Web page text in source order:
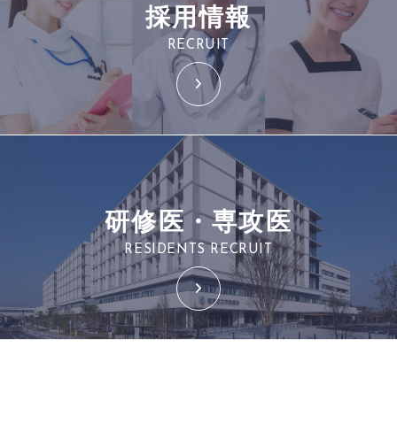
採用情報
RECRUIT
研修医・専攻医
RESIDENTS RECRUIT